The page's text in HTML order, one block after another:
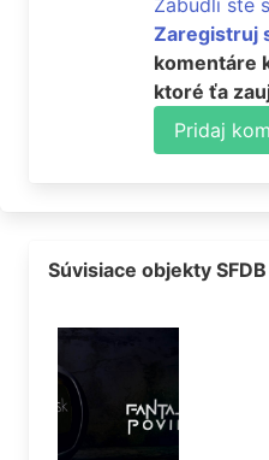
Zaregistruj
komentáre
ktoré ťa
Pridaj
Súvisiace objekty SFDB